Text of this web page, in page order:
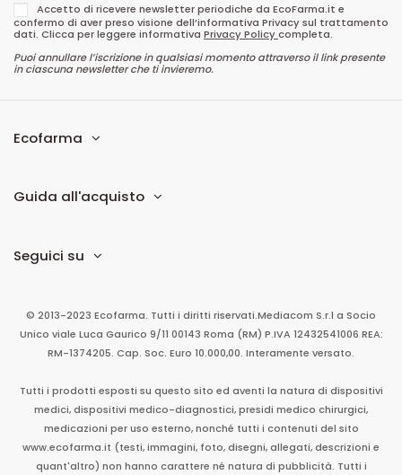
Accetto di ricevere newsletter periodiche da EcoFarma.it e
confermo di aver preso visione dell’informativa Privacy sul trattamento
dati. Clicca per leggere informativa Privacy Policycompleta.
Puoi annullare l’iscrizione in qualsiasi momento attraverso il link presente
in ciascuna newsletter che ti invieremo.
Ecofarma
Guida all'acquisto
Seguici su
© 2013-2023 Ecofarma. Tutti i diritti riservati.Mediacom S.r.l a Socio
Unico viale Luca Gaurico 9/11 00143 Roma (RM) P.IVA 12432541006 REA:
RM-1374205. Cap. Soc. Euro 10.000,00. Interamente versato.
Tutti i prodotti esposti su questo sito ed aventi la natura di dispositivi
medici, dispositivi medico-diagnostici, presidi medico chirurgici,
medicazioni per uso esterno, nonché tutti i contenuti del sito
www.ecofarma.it (testi, immagini, foto, disegni, allegati, descrizioni e
quant'altro) non hanno carattere né natura di pubblicità. Tutti i